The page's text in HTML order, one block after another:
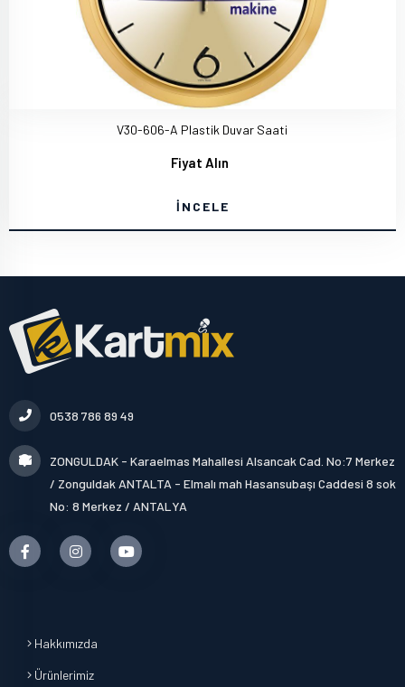
V30-606-A Plastik Duvar Saati
Fiyat Alın
İNCELE
0538 786 89 49
ZONGULDAK - Karaelmas Mahallesi Alsancak Cad. No:7 Merkez
/ Zonguldak ANTALTA - Elmalı mah Hasansubaşı Caddesi 8 sok
No: 8 Merkez / ANTALYA
Hakkımızda
Ürünlerimiz